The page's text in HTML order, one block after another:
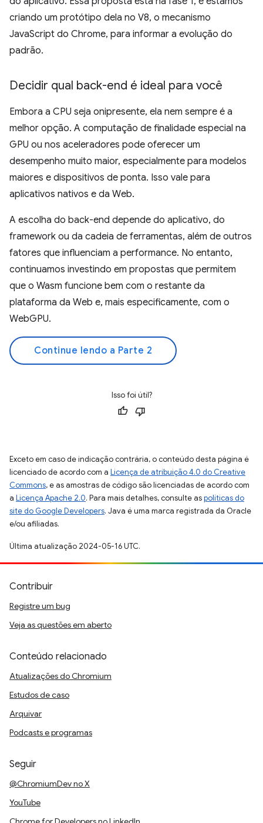
criando um protótipo dela no V8, o mecanismo
JavaScript do Chrome, para informar a evolução do
padrão.
Decidir qual back-end é ideal para você
Embora a CPU seja onipresente, ela nem sempre é a
melhor opção. A computação de finalidade especial na
GPU ou nos aceleradores pode oferecer um
desempenho muito maior, especialmente para modelos
maiores e dispositivos de ponta. Isso vale para
aplicativos nativos e da Web.
A escolha do back-end depende do aplicativo, do
framework ou da cadeia de ferramentas, além de outros
fatores que influenciam a performance. No entanto,
continuamos investindo em propostas que permitem
que o Wasm funcione bem com o restante da
plataforma da Web e, mais especificamente, com o
WebGPU.
Continue lendo a Parte 2
Isso foi útil?
Exceto em caso de indicação contrária, o conteúdo desta página é
licenciado de acordo com a Licença de atribuição 4.0 do Creative
Commons, e as amostras de código são licenciadas de acordo com
a Licença Apache 2.0. Para mais detalhes, consulte aspolíticas do
site do Google Developers. Java é uma marca registrada da Oracle
e/ou afiliadas.
Última atualização 2024-05-16 UTC.
Contribuir
Registre um bug
Veja as questões em aberto
Conteúdo relacionado
Atualizações do Chromium
Estudos de caso
Arquivar
Podcasts e programas
Seguir
@ChromiumDev no X
YouTube